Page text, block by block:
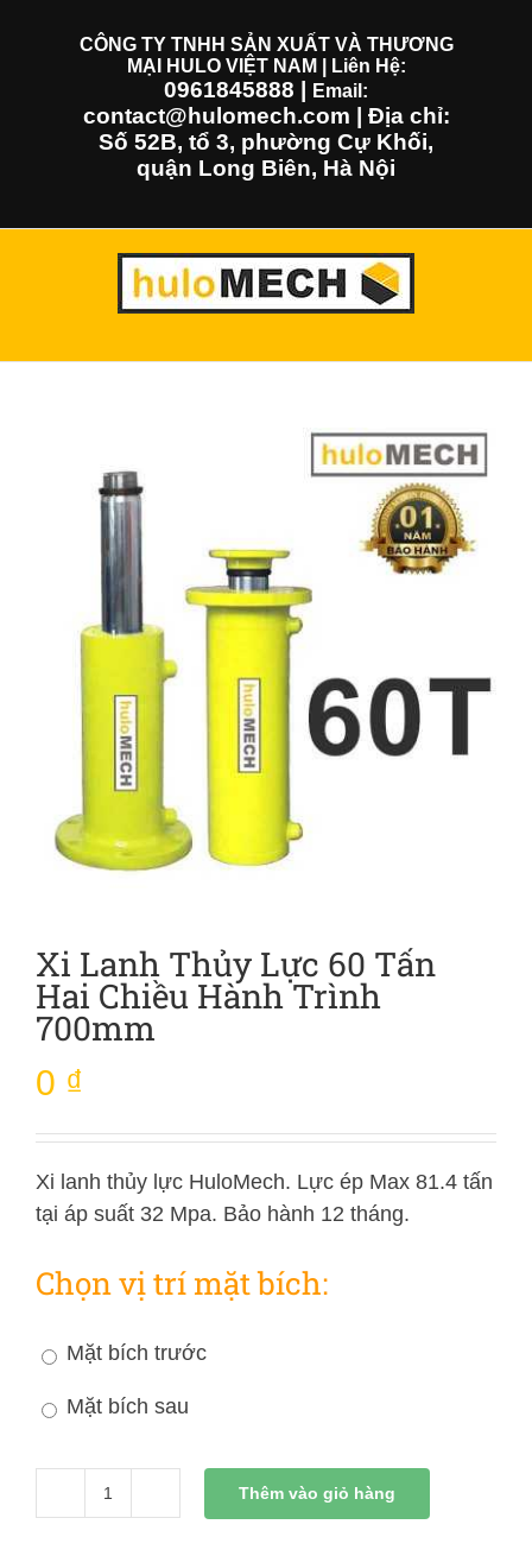
CÔNG TY TNHH SẢN XUẤT VÀ THƯƠNG
MẠI HULO VIỆT NAM | Liên Hệ:
0961845888 Email:
contact@hulomech.com | Địa chỉ:
Số 52B, tổ 3, phường Cự Khối,
quận Long Biên, Hà Nội
Xi Lanh Thủy Lực 60 Tấn
Hai Chiều Hành Trình
700mm
0 ₫
Xi lanh thủy lực HuloMech. Lực ép Max 81.4 tấn
tại áp suất 32 Mpa. Bảo hành 12 tháng.
Chọn vị trí mặt bích:
Mặt bích trước
Mặt bích sau
Xi
Thêm vào giỏ hàng